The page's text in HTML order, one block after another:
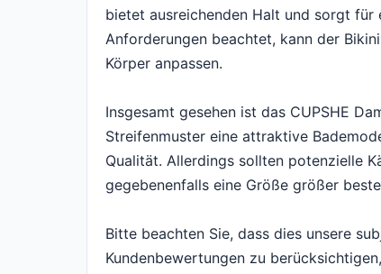
bietet ausreichenden Halt und sorgt für
Anforderungen beachtet, kann der
Körper anpassen.
Insgesamt gesehen ist das CUPSHE
Streifenmuster eine attraktive
Qualität. Allerdings sollten potenzielle
gegebenenfalls eine Größe größer
Bitte beachten Sie, dass dies unsere
Kundenbewertungen zu